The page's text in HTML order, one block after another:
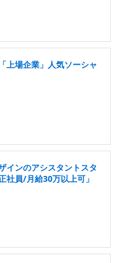
上場企業」人気ソーシャ
インのアシスタントスタ
社員/月給30万以上可」